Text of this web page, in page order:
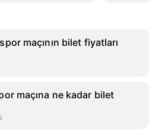
maçının bilet fiyatları
maçına ne kadar bilet